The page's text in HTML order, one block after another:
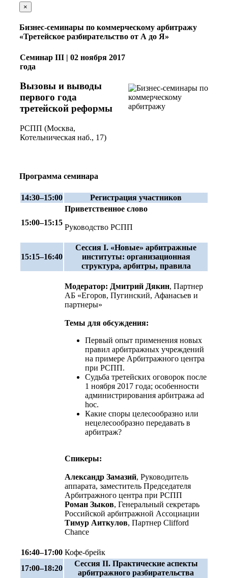
×
Бизнес-семинары по коммерческому арбитражу
«Третейское разбирательство от А до Я»
Семинар III | 02 ноября 2017
года
Вызовы и выводы
первого года
третейской реформы
РСПП (Москва,
Котельническая наб., 17)
Программа семинара
14:30–15:00 Регистрация участников
15:00–15:15
Приветственное слово
Руководство РСПП
15:15–16:40
Сессия I. «Новые» арбитражные
институты: организационная
структура, арбитры, правила
Модератор: Дмитрий Дякин, Партнер
АБ «Егоров, Пугинский, Афанасьев и
партнеры»
Темы для обсуждения:
Первый опыт применения новых
правил арбитражных учреждений
на примере Арбитражного центра
при РСПП.
Судьба третейских оговорок после
1 ноября 2017 года; особенности
администрирования арбитража ad
hoc.
Какие споры целесообразно или
нецелесообразно передавать в
арбитраж?
Спикеры:
Александр Замазий, Руководитель
аппарата, заместитель Председателя
Арбитражного центра при РСПП
Роман Зыков, Генеральный секретарь
Российской арбитражной Ассоциации
Тимур Аиткулов, Партнер Clifford
Chance
16:40–17:00 Кофе-брейк
17:00–18:20
Сессия II. Практические аспекты
арбитражного разбирательства